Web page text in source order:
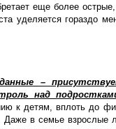
еще более
уделяется гораздо
–
над
к детям, вплоть до
Даже в семье взрослые